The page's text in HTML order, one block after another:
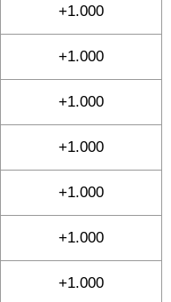
+1.000
+1.000
+1.000
+1.000
+1.000
+1.000
+1.000